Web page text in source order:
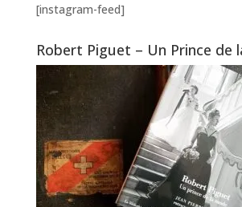
[instagram-feed]
Robert Piguet – Un Prince de